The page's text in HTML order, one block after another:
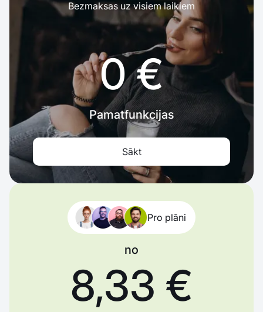
Bezmaksas uz visiem laikiem
0 €
Pamatfunkcijas
Sākt
Pro plāni
no
8,33 €